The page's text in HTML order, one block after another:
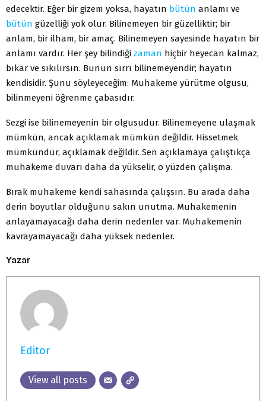
edecektir. Eğer bir gizem yoksa, hayatın bütün anlamı ve
bütün güzelliği yok olur. Bilinemeyen bir güzelliktir; bir
anlam, bir ilham, bir amaç. Bilinemeyen sayesinde hayatın bir
anlamı vardır. Her şey bilindiği zaman hiçbir heyecan kalmaz,
bıkar ve sıkılırsın. Bunun sırrı bilinemeyendir; hayatın
kendisidir. Şunu söyleyeceğim: Muhakeme yürütme olgusu,
bilinmeyeni öğrenme çabasıdır.
Sezgi ise bilinemeyenin bir olgusudur. Bilinemeyene ulaşmak
mümkün, ancak açıklamak mümkün değildir. Hissetmek
mümkündür, açıklamak değildir. Sen açıklamaya çalıştıkça
muhakeme duvarı daha da yükselir, o yüzden çalışma.
Bırak muhakeme kendi sahasında çalışsın. Bu arada daha
derin boyutlar olduğunu sakın unutma. Muhakemenin
anlayamayacağı daha derin nedenler var. Muhakemenin
kavrayamayacağı daha yüksek nedenler.
Yazar
Editor
View all posts